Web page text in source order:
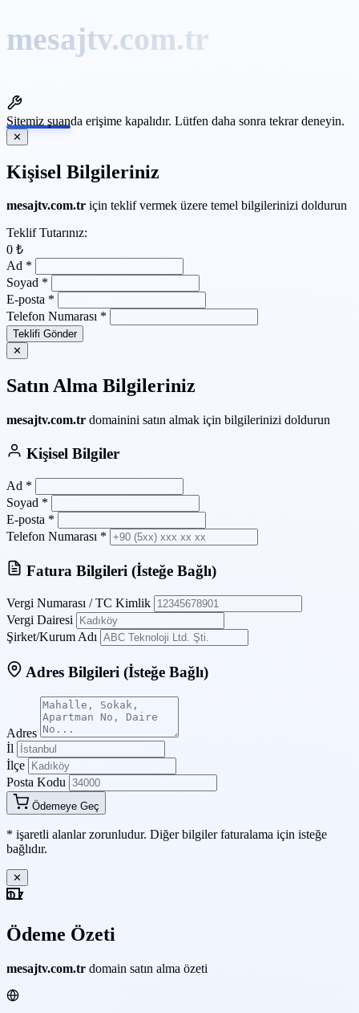
mesajtv.com.tr
Sitemiz şuanda erişime kapalıdır. Lütfen daha sonra tekrar deneyin.
✕
Kişisel Bilgileriniz
mesajtv.com.tr için teklif vermek üzere temel bilgilerinizi doldurun
Teklif Tutarınız:
0 ₺
Ad *
Soyad *
E-posta *
Telefon Numarası *
Teklifi Gönder
✕
Satın Alma Bilgileriniz
mesajtv.com.tr domainini satın almak için bilgilerinizi doldurun
Kişisel Bilgiler
Ad *
Soyad *
E-posta *
Telefon Numarası *
Fatura Bilgileri (İsteğe Bağlı)
Vergi Numarası / TC Kimlik
Vergi Dairesi
Şirket/Kurum Adı
Adres Bilgileri (İsteğe Bağlı)
Adres
İl
İlçe
Posta Kodu
Ödemeye Geç
* işaretli alanlar zorunludur. Diğer bilgiler faturalama için isteğe
bağlıdır.
✕
Ödeme Özeti
mesajtv.com.tr domain satın alma özeti